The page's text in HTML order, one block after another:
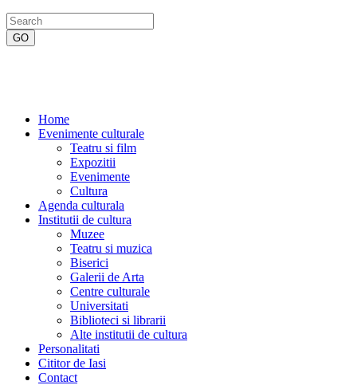
Home
Evenimente culturale
Teatru si film
Expozitii
Evenimente
Cultura
Agenda culturala
Institutii de cultura
Muzee
Teatru si muzica
Biserici
Galerii de Arta
Centre culturale
Universitati
Biblioteci si librarii
Alte institutii de cultura
Personalitati
Cititor de Iasi
Contact